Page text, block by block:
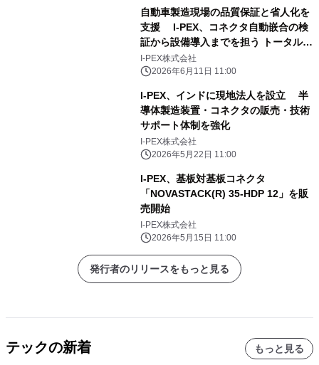
自動車製造現場の品質保証と省人化を
支援 I-PEX、コネクタ自動嵌合の検
証から設備導入までを担う トータルソ
リューション「CARA」を本格販売開
始
I-PEX株式会社
2026年6月11日 11:00
I-PEX、インドに現地法人を設立 半
導体製造装置・コネクタの販売・技術
サポート体制を強化
I-PEX株式会社
2026年5月22日 11:00
I-PEX、基板対基板コネクタ
「NOVASTACK(R) 35-HDP 12」を販
売開始
I-PEX株式会社
2026年5月15日 11:00
発行者のリリースをもっと見る
テックの新着 もっと見る